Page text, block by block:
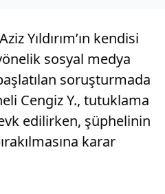
Yıldırım’ın kendisi
yönelik sosyal medya
soruşturmada
Cengiz Y., tutuklama
edilirken, şüphelinin
karar